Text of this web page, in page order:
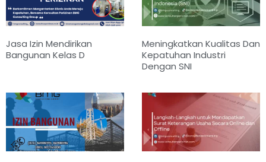
Jasa Izin Mendirikan
Bangunan Kelas D
Meningkatkan Kualitas Dan
Kepatuhan Industri
Dengan SNI